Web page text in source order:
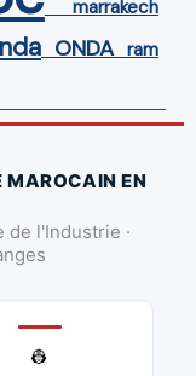
marrakech
ONDA ram
MAROCAIN EN
l'Industrie ·
👷